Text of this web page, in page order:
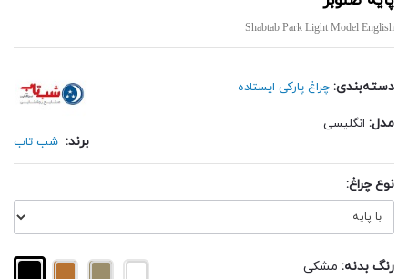
Shabtab Park Light Model English
دسته‌بندی: چراغ پارکی ایستاده
مدل: انگلیسی
برند: شب تاب
نوع چراغ:
رنگ بدنه: مشکی